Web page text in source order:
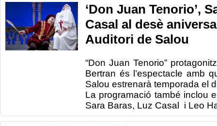
‘Don Juan Tenorio’,
Casal al desè
Auditori de Salou
“Don Juan Tenorio”
Bertran és l’espectacle amb
Salou estrenarà temporada el
La programació també inclou
Sara Baras, Luz Casal i Leo